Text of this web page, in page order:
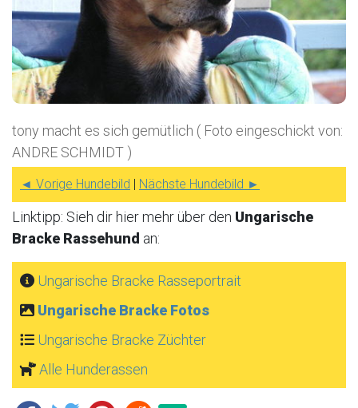
tony macht es sich gemütlich ( Foto eingeschickt von:
ANDRE SCHMIDT )
◄ Vorige Hundebild | Nächste Hundebild ►
Linktipp: Sieh dir hier mehr über den Ungarische
Bracke Rassehund an:
Ungarische Bracke Rasseportrait
Ungarische Bracke Fotos
Ungarische Bracke Züchter
Alle Hunderassen